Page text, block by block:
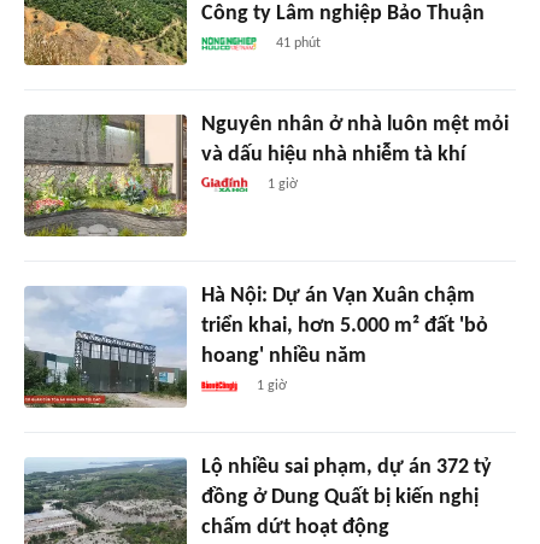
Công ty Lâm nghiệp Bảo Thuận
41 phút
Nguyên nhân ở nhà luôn mệt mỏi
và dấu hiệu nhà nhiễm tà khí
1 giờ
Hà Nội: Dự án Vạn Xuân chậm
triển khai, hơn 5.000 m² đất 'bỏ
hoang' nhiều năm
1 giờ
Lộ nhiều sai phạm, dự án 372 tỷ
đồng ở Dung Quất bị kiến nghị
chấm dứt hoạt động